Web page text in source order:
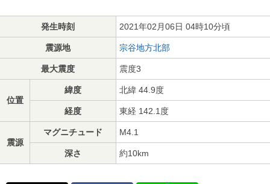
発生時刻 2021年02月06日 04時10分頃
震源地 宗谷地方北部
最大震度 震度3
位置
緯度 北緯 44.9度
経度 東経 142.1度
震源
マグニチュード M4.1
深さ 約10km